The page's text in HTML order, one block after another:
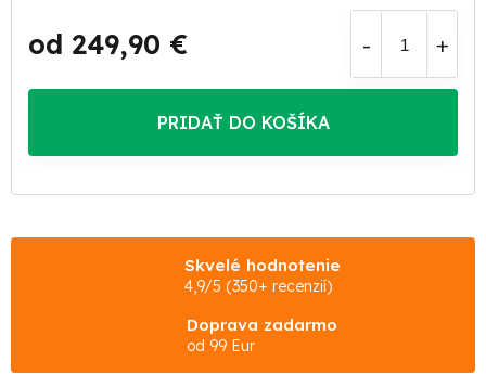
od 249,90 €
cena:
PRIDAŤ DO KOŠÍKA
Skvelé hodnotenie
4,9/5 (350+ recenzií)
Doprava zadarmo
od 99 Eur